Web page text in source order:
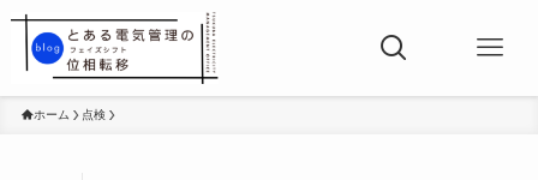
ホーム 点検